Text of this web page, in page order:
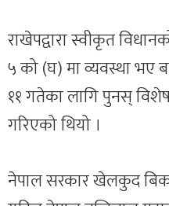
राखेपद्वारा स्वीकृत
५ को (घ) मा व्यवस्था भए
११ गतेका लागि पुनस्
गरिएको थियो ।
नेपाल सरकार खेलकुद